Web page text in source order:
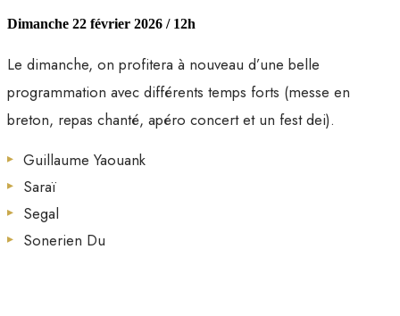
Dimanche 22 février 2026 / 12h
Le dimanche, on profitera à nouveau d’une belle
programmation avec différents temps forts (messe en
breton, repas chanté, apéro concert et un fest dei).
Guillaume Yaouank
Saraï
Segal
Sonerien Du